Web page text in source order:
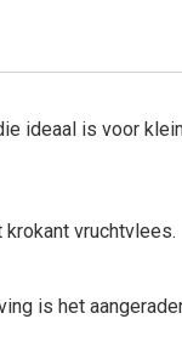
ideaal is voor
vruchtvlees.
is het